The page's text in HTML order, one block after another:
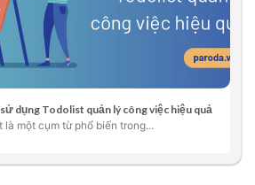
dụng Todolist quản lý công việc hiệu quả
là một cụm từ phổ biến trong...